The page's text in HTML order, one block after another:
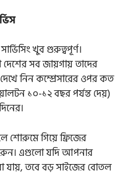
খুব গুরুত্বপূর্ণ।
সব জায়গায় তাদের
নিন কম্প্রেসারের ওপর কত
১০-১২ বছর পর্যন্ত দেয়)
শোরুমে গিয়ে ফ্রিজের
এগুলো যদি আপনার
যায়, তবে বড় সাইজের বোতল